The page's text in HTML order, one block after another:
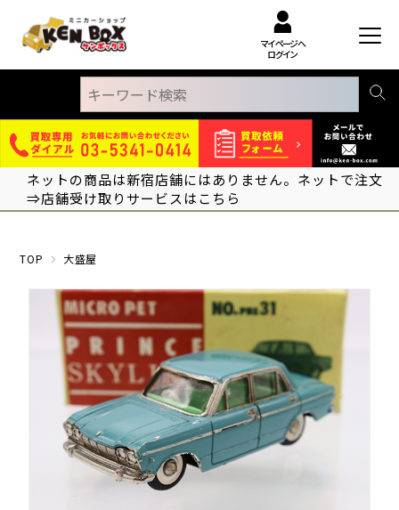
マイページへ
ログイン
ネットの商品は新宿店舗にはありません。ネットで注文
⇒店舗受け取りサービスはこちら
TOP 大盛屋